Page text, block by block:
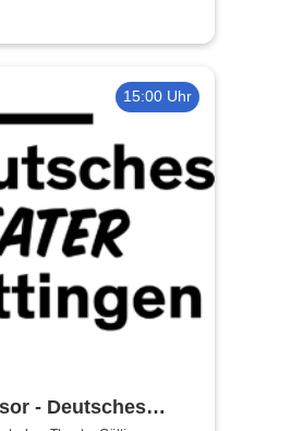
15:00 Uhr
- Deutsches